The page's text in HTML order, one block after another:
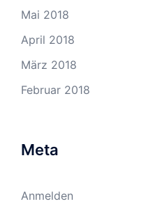
Mai 2018
April 2018
März 2018
Februar 2018
Meta
Anmelden